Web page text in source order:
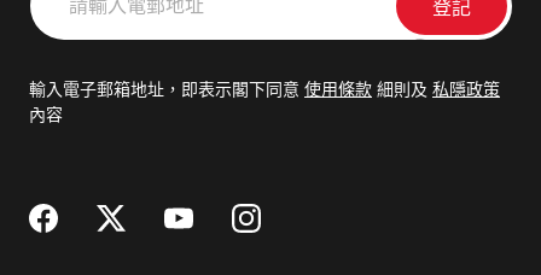
輸
郵
輸入電子郵箱地址，即表示閣下同意 使用條款 細則及 私隱政策
內容